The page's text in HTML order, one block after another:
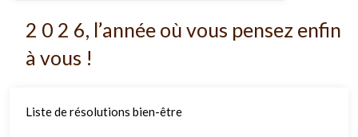
2 0 2 6, l’année où vous pensez enfin
à vous !
Liste de résolutions bien-être